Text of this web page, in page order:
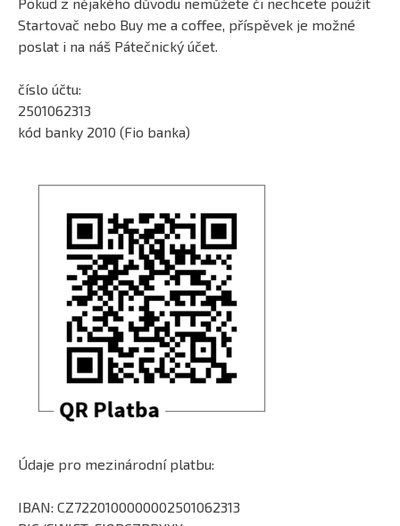
Startovač nebo Buy me a coffee, příspěvek je možné
poslat i na náš Pátečnický účet.
číslo účtu:
2501062313
kód banky 2010 (Fio banka)
Údaje pro mezinárodní platbu:
IBAN: CZ7220100000002501062313